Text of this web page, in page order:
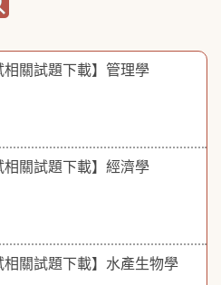
相關試題下載】管理學
相關試題下載】經濟學
相關試題下載】水產生物學